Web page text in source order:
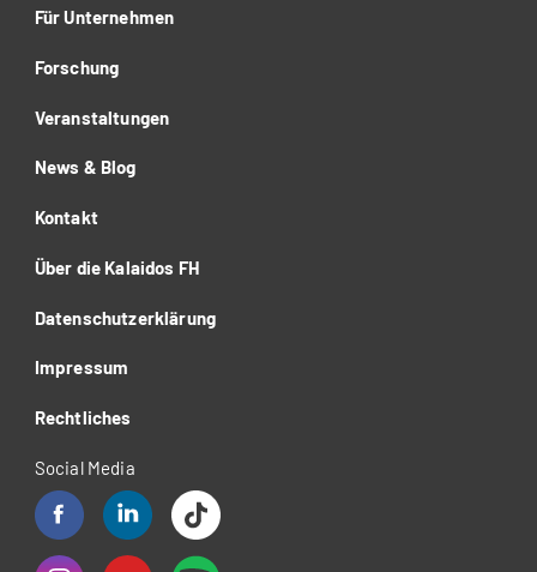
Für Unternehmen
Forschung
Veranstaltungen
News & Blog
Kontakt
Über die Kalaidos FH
Datenschutzerklärung
Impressum
Rechtliches
Social Media